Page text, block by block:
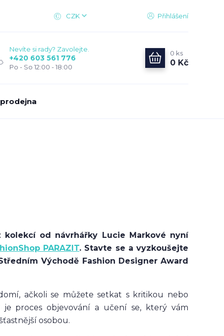
CZK Přihlášení
Nevíte si rady? Zavolejte.
+420 603 561 776
Po - So 12:00 - 18:00
0 ks
0 Kč
od návrhářky Lucie Markové nyní
PARAZIT. Stavte se a vyzkoušejte
Východě Fashion Designer Award
ačkoli se můžete setkat s kritikou nebo
proces objevování a učení se, který vám
osobou.